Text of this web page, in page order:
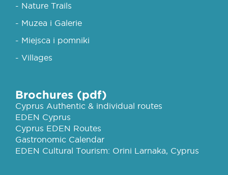
- Nature Trails
- Muzea i Galerie
- Miejsca i pomniki
- Villages
Brochures (pdf)
Cyprus Authentic & individual routes
EDEN Cyprus
Cyprus EDEN Routes
Gastronomic Calendar
EDEN Cultural Tourism: Orini Larnaka, Cyprus